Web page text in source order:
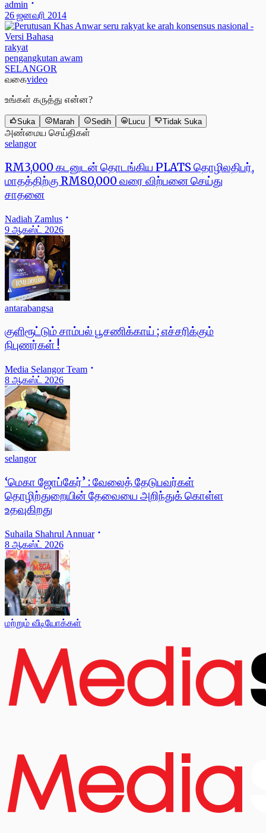
admin
26 ஜனவரி 2014
rakyat
pengangkutan awam
SELANGOR
வகைvideo
உங்கள் கருத்து என்ன?
Suka Marah Sedih Lucu Tidak Suka
அண்மைய செய்திகள்
selangor
RM3,000 கடனுடன் தொடங்கிய PLATS தொழிலதிபர்,
மாதத்திற்கு RM80,000 வரை விற்பனை செய்து
சாதனை
Nadiah Zamlus
9 ஆகஸ்ட் 2026
antarabangsa
குளிரூட்டும் சாம்பல் பூசணிக்காய் ; எச்சரிக்கும்
நிபுணர்கள் !
Media Selangor Team
8 ஆகஸ்ட் 2026
selangor
‘மெகா ஜோப்கேர்’ : வேலைத் தேடுபவர்கள்
தொழிற்துறையின் தேவையை அறிந்துக் கொள்ள
உதவுகிறது
Suhaila Shahrul Annuar
8 ஆகஸ்ட் 2026
மற்றும் வீடியோக்கள்